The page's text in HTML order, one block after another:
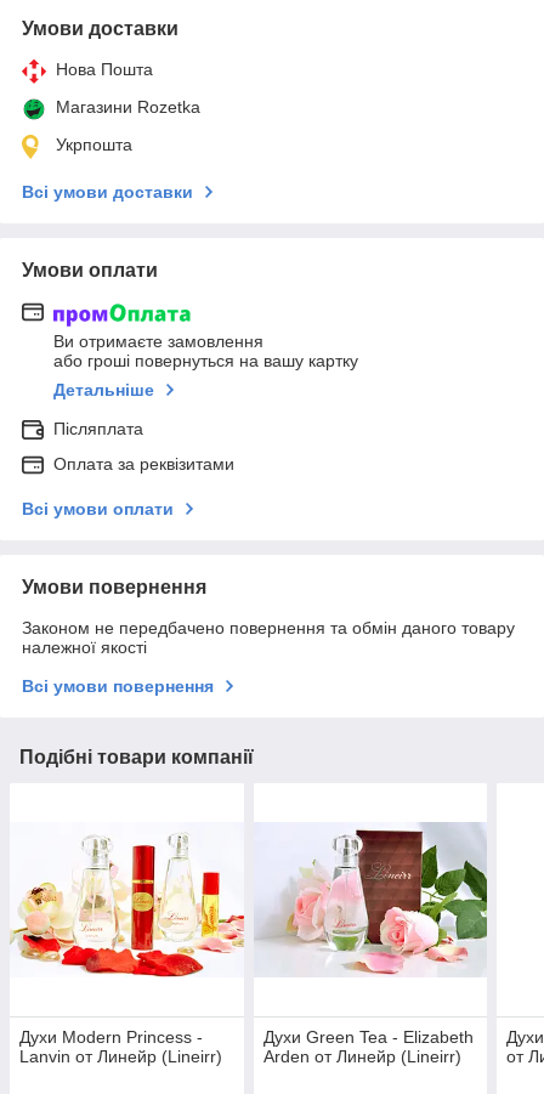
Умови доставки
Нова Пошта
Магазини Rozetka
Укрпошта
Всі умови доставки
Умови оплати
Ви отримаєте замовлення
або гроші повернуться на вашу картку
Детальніше
Післяплата
Оплата за реквізитами
Всі умови оплати
Умови повернення
Законом не передбачено повернення та обмін даного товару
належної якості
Всі умови повернення
Подібні товари компанії
Духи Modern Princess -
Lanvin от Линейр (Lineirr)
Духи Green Tea - Elizabeth
Arden от Линейр (Lineirr)
от